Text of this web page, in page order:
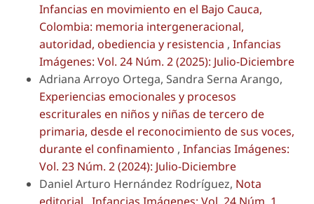
Infancias en movimiento en el Bajo Cauca,
Colombia: memoria intergeneracional,
autoridad, obediencia y resistencia , Infancias
Imágenes: Vol. 24 Núm. 2 (2025): Julio-Diciembre
Adriana Arroyo Ortega, Sandra Serna Arango,
Experiencias emocionales y procesos
escriturales en niños y niñas de tercero de
primaria, desde el reconocimiento de sus voces,
durante el confinamiento , Infancias Imágenes:
Vol. 23 Núm. 2 (2024): Julio-Diciembre
Daniel Arturo Hernández Rodríguez, Nota